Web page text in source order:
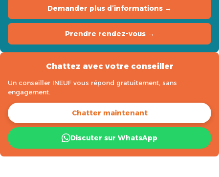
Demander plus d’informations →
Prendre rendez-vous →
Chattez avec votre conseiller
Un conseiller INEUF vous répond gratuitement, sans
engagement.
Chatter maintenant
Discuter sur WhatsApp